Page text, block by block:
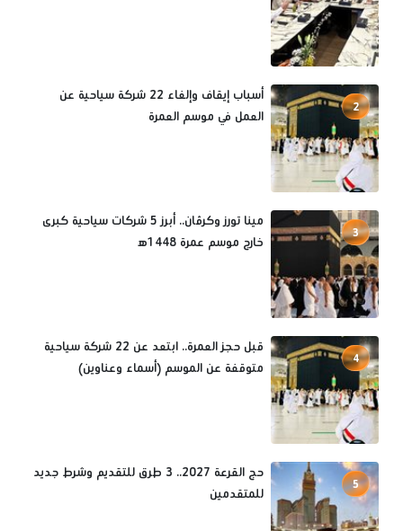
2
أسباب إيقاف وإلغاء 22 شركة سياحية عن
العمل في موسم العمرة
3
مينا تورز وكرڤان.. أبرز 5 شركات سياحية كبرى
خارج موسم عمرة 1448ه‍
4
قبل حجز العمرة.. ابتعد عن 22 شركة سياحية
متوقفة عن الموسم (أسماء وعناوين)
5
حج القرعة 2027.. 3 طرق للتقديم وشرط جديد
للمتقدمين